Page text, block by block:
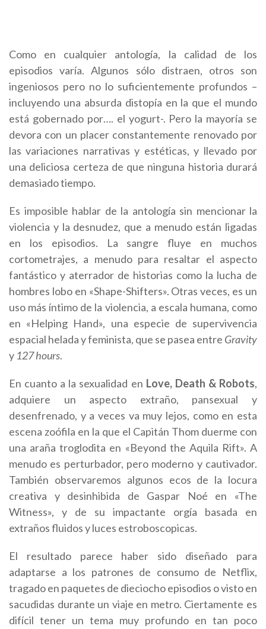
Como en cualquier antología, la calidad de los
episodios varía. Algunos sólo distraen, otros son
ingeniosos pero no lo suficientemente profundos –
incluyendo una absurda distopía en la que el mundo
está gobernado por…. el yogurt-. Pero la mayoría se
devora con un placer constantemente renovado por
las variaciones narrativas y estéticas, y llevado por
una deliciosa certeza de que ninguna historia durará
demasiado tiempo.
Es imposible hablar de la antología sin mencionar la
violencia y la desnudez, que a menudo están ligadas
en los episodios. La sangre fluye en muchos
cortometrajes, a menudo para resaltar el aspecto
fantástico y aterrador de historias como la lucha de
hombres lobo en «Shape-Shifters». Otras veces, es un
uso más íntimo de la violencia, a escala humana, como
en «Helping Hand», una especie de supervivencia
espacial helada y feminista, que se pasea entre Gravity
y 127 hours.
En cuanto a la sexualidad en Love, Death & Robots,
adquiere un aspecto extraño, pansexual y
desenfrenado, y a veces va muy lejos, como en esta
escena zoófila en la que el Capitán Thom duerme con
una araña troglodita en «Beyond the Aquila Rift». A
menudo es perturbador, pero moderno y cautivador.
También observaremos algunos ecos de la locura
creativa y desinhibida de Gaspar Noé en «The
Witness», y de su impactante orgía basada en
extraños fluidos y luces estroboscopicas.
El resultado parece haber sido diseñado para
adaptarse a los patrones de consumo de Netflix,
tragado en paquetes de dieciocho episodios o visto en
sacudidas durante un viaje en metro. Ciertamente es
difícil tener un tema muy profundo en tan poco